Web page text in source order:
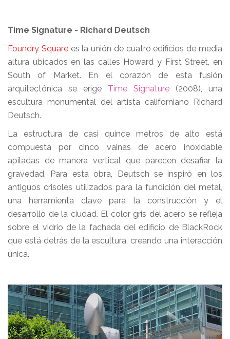
Time Signature - Richard Deutsch
Foundry Squarees la unión de cuatro edificios de media
altura ubicados en las calles Howard y First Street, en
South of Market. En el corazón de esta fusión
arquitectónica se erige Time Signature (2008), una
escultura monumental del artista californiano Richard
Deutsch.
La estructura de casi quince metros de alto está
compuesta por cinco vainas de acero inoxidable
apiladas de manera vertical que parecen desafiar la
gravedad. Para esta obra, Deutsch se inspiró en los
antiguos crisoles utilizados para la fundición del metal,
una herramienta clave para la construcción y el
desarrollo de la ciudad. El color gris del acero se refleja
sobre el vidrio de la fachada del edificio de BlackRock
que está detrás de la escultura, creando una interacción
única.